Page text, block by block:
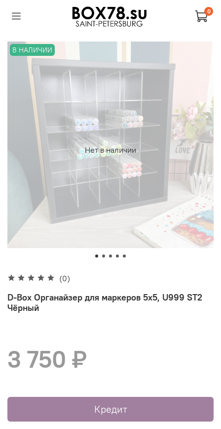
0
Нет в наличии
В НАЛИЧИИ
(0)
D-Box Органайзер для маркеров 5х5, U999 ST2
Чёрный
3 750 ₽
Кредит